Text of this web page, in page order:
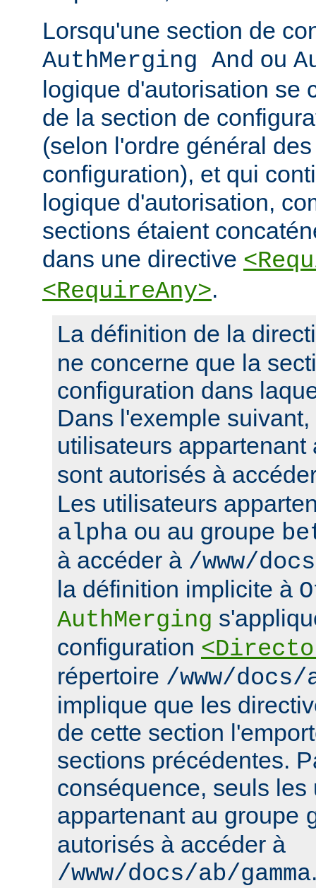
Lorsqu'une section de
AuthMerging And ou
logique d'autorisation se
de la section de
(selon l'ordre général
configuration), et qui
logique d'autorisation,
sections étaient
dans une directive
<RequireAny>.
La définition de la
ne concerne que la
configuration dans
Dans l'exemple
utilisateurs
sont autorisés à
Les utilisateurs
alpha ou au groupe
à accéder à /www/
la définition implicite à
AuthMerging
configuration
répertoire /www/docs/
implique que les
de cette section
sections précédentes.
conséquence, seuls les
appartenant au groupe
autorisés à accéder à
/www/docs/ab/gamma